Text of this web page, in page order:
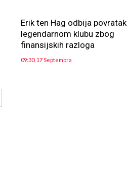
Erik ten Hag odbija povratak
legendarnom klubu zbog
finansijskih razloga
09:30, 17 Septembra